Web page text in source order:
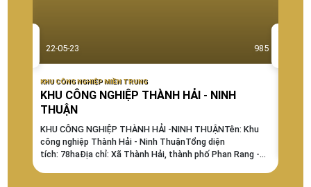
22-05-23 985
KHU CÔNG NGHIỆP MIỀN TRUNG
KHU CÔNG NGHIỆP THÀNH HẢI - NINH
THUẬN
KHU CÔNG NGHIỆP THÀNH HẢI -NINH THUẬNTên: Khu
công nghiệp Thành Hải - Ninh ThuậnTổng diện
tích: 78haĐịa chỉ: Xã Thành Hải, thành phố Phan Rang -